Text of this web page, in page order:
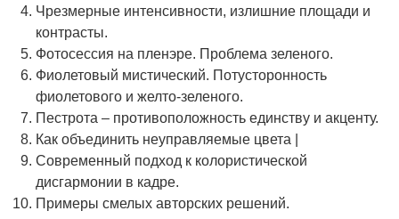
Чрезмерные интенсивности, излишние площади и
контрасты.
Фотосессия на пленэре. Проблема зеленого.
Фиолетовый мистический. Потусторонность
фиолетового и желто-зеленого.
Пестрота – противоположность единству и акценту.
Как объединить неуправляемые цвета |
Современный подход к колористической
дисгармонии в кадре.
Примеры смелых авторских решений.